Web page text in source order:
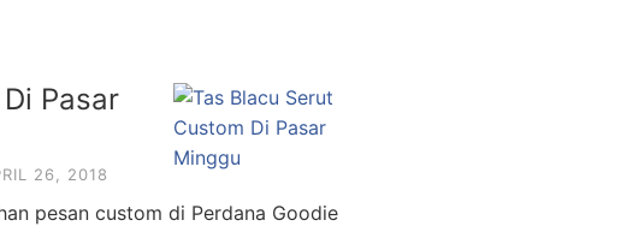
Pasar
26, 2018
pesan custom di Perdana Goodie